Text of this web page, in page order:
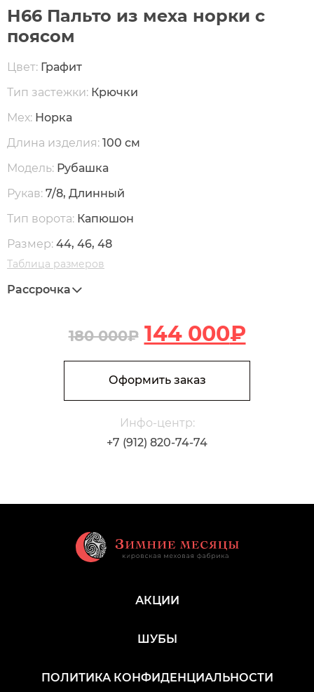
Н66 Пальто из меха норки с
поясом
Цвет: Графит
Тип застежки: Крючки
Мех: Норка
Длина изделия: 100 см
Модель: Рубашка
Рукав: 7/8, Длинный
Тип ворота: Капюшон
Размер: 44, 46, 48
Таблица размеров
180 000₽ 144 000₽
Рассрочка
В корзину
Оформить заказ
Инфо-центр:
+7 (912) 820-74-74
АКЦИИ
ШУБЫ
ПОЛИТИКА КОНФИДЕНЦИАЛЬНОСТИ